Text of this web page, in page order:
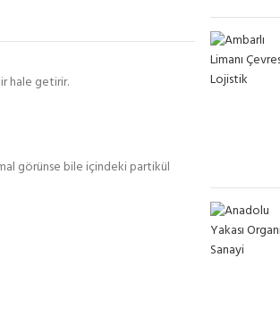
hale getirir.
görünse bile içindeki partikül